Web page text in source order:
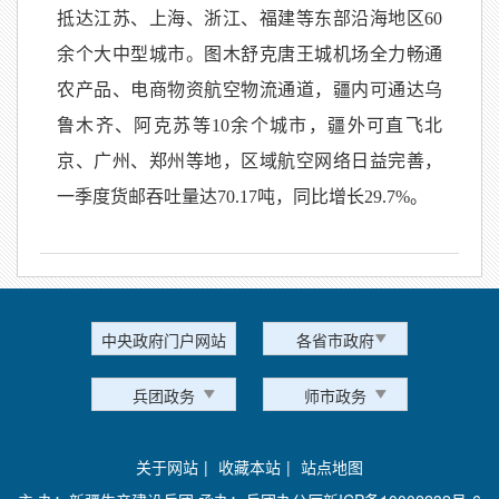
抵达江苏、上海、浙江、福建等东部沿海地区60
余个大中型城市。图木舒克唐王城机场全力畅通
农产品、电商物资航空物流通道，疆内可通达乌
鲁木齐、阿克苏等10余个城市，疆外可直飞北
京、广州、郑州等地，区域航空网络日益完善，
一季度货邮吞吐量达70.17吨，同比增长29.7%。
中央政府门户网站 各省市政府
兵团政务 师市政务
关于网站 | 收藏本站 | 站点地图